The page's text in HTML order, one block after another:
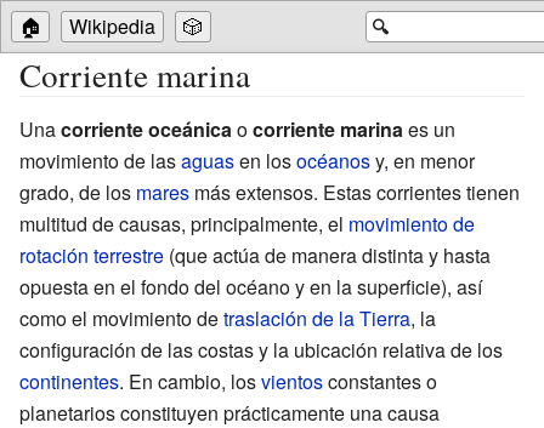
🔍
🏠 Wikipedia 🎲
Corriente marina
Unacorriente oceánica ocorriente marina es un
movimiento de lasaguasen losocéanosy, en menor
grado, de los mares más extensos. Estas corrientes tienen
multitud de causas, principalmente, el movimiento de
rotación terrestre (que actúa de manera distinta y hasta
opuesta en el fondo del océano y en la superficie), así
como el movimiento detraslación de la Tierra, la
configuración de las costas y la ubicación relativa de los
continentes. En cambio, losvientosconstantes o
planetarios constituyen prácticamente una causa